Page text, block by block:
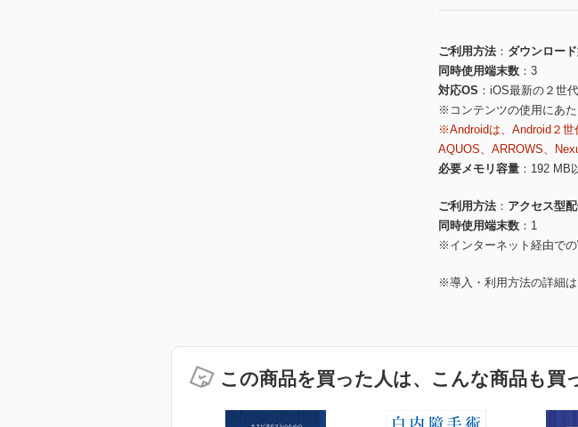
ご利用方法
ダウンロー
同時使用端末数
3
対応OS
iOS最新の２世
※コンテンツの使用にあ
※Androidは、Android２世
AQUOS、ARROWS、
必要メモリ容量
192 MB
ご利用方法
アクセス型
同時使用端末数
1
※インターネット経由で
※導入・利用方法の詳細は
この商品を買った人は、こんな商品も買